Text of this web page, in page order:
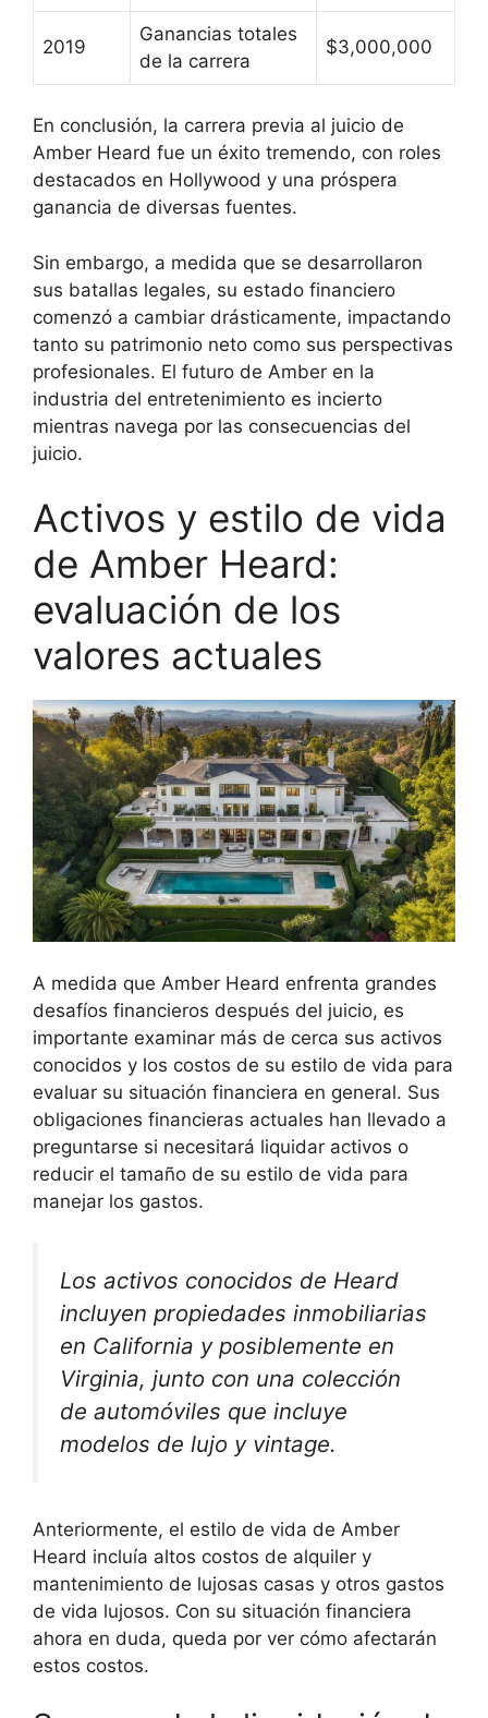
2019
Ganancias totales
de la carrera
$3,000,000
En conclusión, la carrera previa al juicio de
Amber Heard fue un éxito tremendo, con roles
destacados en Hollywood y una próspera
ganancia de diversas fuentes.
Sin embargo, a medida que se desarrollaron
sus batallas legales, su estado financiero
comenzó a cambiar drásticamente, impactando
tanto su patrimonio neto como sus perspectivas
profesionales. El futuro de Amber en la
industria del entretenimiento es incierto
mientras navega por las consecuencias del
juicio.
Activos y estilo de vida
de Amber Heard:
evaluación de los
valores actuales
A medida que Amber Heard enfrenta grandes
desafíos financieros después del juicio, es
importante examinar más de cerca sus activos
conocidos y los costos de su estilo de vida para
evaluar su situación financiera en general. Sus
obligaciones financieras actuales han llevado a
preguntarse si necesitará liquidar activos o
reducir el tamaño de su estilo de vida para
manejar los gastos.
Los activos conocidos de Heard
incluyen propiedades inmobiliarias
en California y posiblemente en
Virginia, junto con una colección
de automóviles que incluye
modelos de lujo y vintage.
Anteriormente, el estilo de vida de Amber
Heard incluía altos costos de alquiler y
mantenimiento de lujosas casas y otros gastos
de vida lujosos. Con su situación financiera
ahora en duda, queda por ver cómo afectarán
estos costos.